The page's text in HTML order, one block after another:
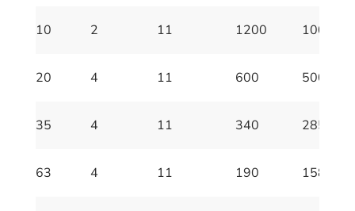
10 2 11 1200 1000
20 4 11 600 500
35 4 11 340 285
63 4 11 190 158